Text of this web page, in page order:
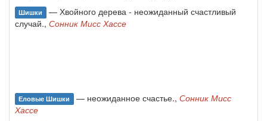
Шишки — Хвойного дерева - неожиданный счастливый
случай., Сонник Мисс Хассе
Еловые Шишки — неожиданное счастье., Сонник Мисс
Хассе